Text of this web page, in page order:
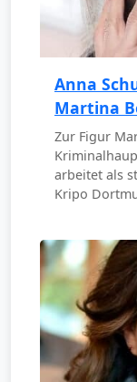
Anna
Martina
Zur Figur
arbeitet als
Kripo